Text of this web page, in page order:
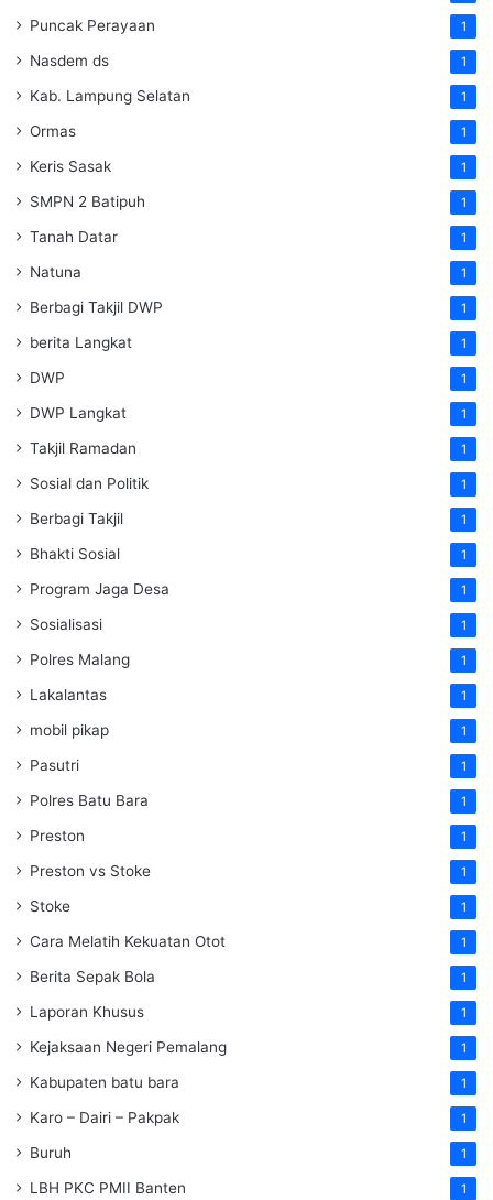
Puncak Perayaan 1
Nasdem ds 1
Kab. Lampung Selatan 1
Ormas 1
Keris Sasak 1
SMPN 2 Batipuh 1
Tanah Datar 1
Natuna 1
Berbagi Takjil DWP 1
berita Langkat 1
DWP 1
DWP Langkat 1
Takjil Ramadan 1
Sosial dan Politik 1
Berbagi Takjil 1
Bhakti Sosial 1
Program Jaga Desa 1
Sosialisasi 1
Polres Malang 1
Lakalantas 1
mobil pikap 1
Pasutri 1
Polres Batu Bara 1
Preston 1
Preston vs Stoke 1
Stoke 1
Cara Melatih Kekuatan Otot 1
Berita Sepak Bola 1
Laporan Khusus 1
Kejaksaan Negeri Pemalang 1
Kabupaten batu bara 1
Karo – Dairi – Pakpak 1
Buruh 1
LBH PKC PMII Banten 1